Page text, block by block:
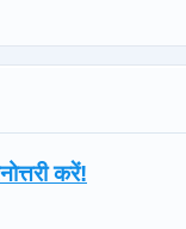
करें!